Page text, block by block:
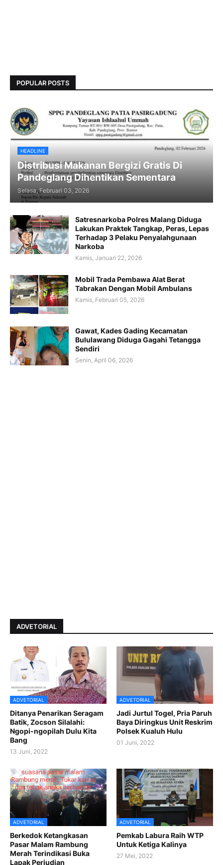
POPULAR POSTS
HEADLINE
Distribusi Makanan Bergizi Gratis Di
Pandeglang Dihentikan Sementara
Selasa, Februari 03, 2026
Satresnarkoba Polres Malang Diduga
Lakukan Praktek Tangkap, Peras, Lepas
Terhadap 3 Pelaku Penyalahgunaan
Narkoba
Kamis, Januari 22, 2026
Mobil Trada Pembawa Alat Berat
Tabrakan Dengan Mobil Ambulans
Kamis, Februari 05, 2026
Gawat, Kades Gading Kecamatan
Bululawang Diduga Gagahi Tetangga
Sendiri
Senin, April 06, 2026
ADVETORIAL
ADVETORIAL
Ditanya Penarikan Seragam
Batik, Zocson Silalahi:
Ngopi-ngopilah Dulu Kita
Bang
13 Juni, 2022
ADVETORIAL
Jadi Jurtul Togel, Pria Paruh
Baya Diringkus Unit Reskrim
Polsek Kualuh Hulu
01 Juni, 2022
ADVETORIAL
Berkedok Ketangkasan
Pasar Malam Rambung
Merah Terindikasi Buka
Lapak Perjudian
ADVETORIAL
Pemkab Labura Raih WTP
Untuk Ketiga Kalinya
27 Mei, 2022